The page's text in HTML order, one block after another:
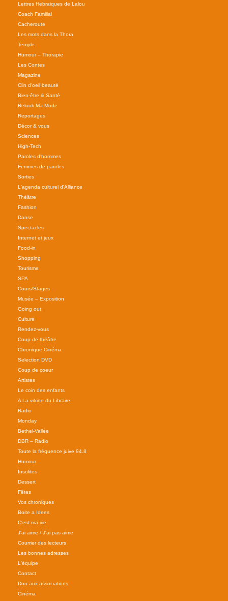
Lettres Hebraiques de Lalou
Coach Familial
Cacheroute
Les mots dans la Thora
Temple
Humour – Thorapie
Les Contes
Magazine
Clin d'oeil beauté
Bien-être & Santé
Relook Ma Mode
Reportages
Décor & vous
Sciences
High-Tech
Paroles d'hommes
Femmes de paroles
Sorties
L'agenda culturel d'Alliance
Théâtre
Fashion
Danse
Spectacles
Internet et jeux
Food-in
Shopping
Tourisme
SPA
Cours/Stages
Musée – Exposition
Going out
Culture
Rendez-vous
Coup de théâtre
Chronique Cinéma
Selection DVD
Coup de coeur
Artistes
Le coin des enfants
A La vitrine du Libraire
Radio
Monday
Bethel-Vallée
DBR – Radio
Toute la fréquence juive 94.8
Humour
Insolites
Dessert
Fêtes
Vos chroniques
Boite a Idees
C'est ma vie
J'ai aime / J'ai pas aime
Courrier des lecteurs
Les bonnes adresses
L'équipe
Contact
Don aux associations
Cinéma